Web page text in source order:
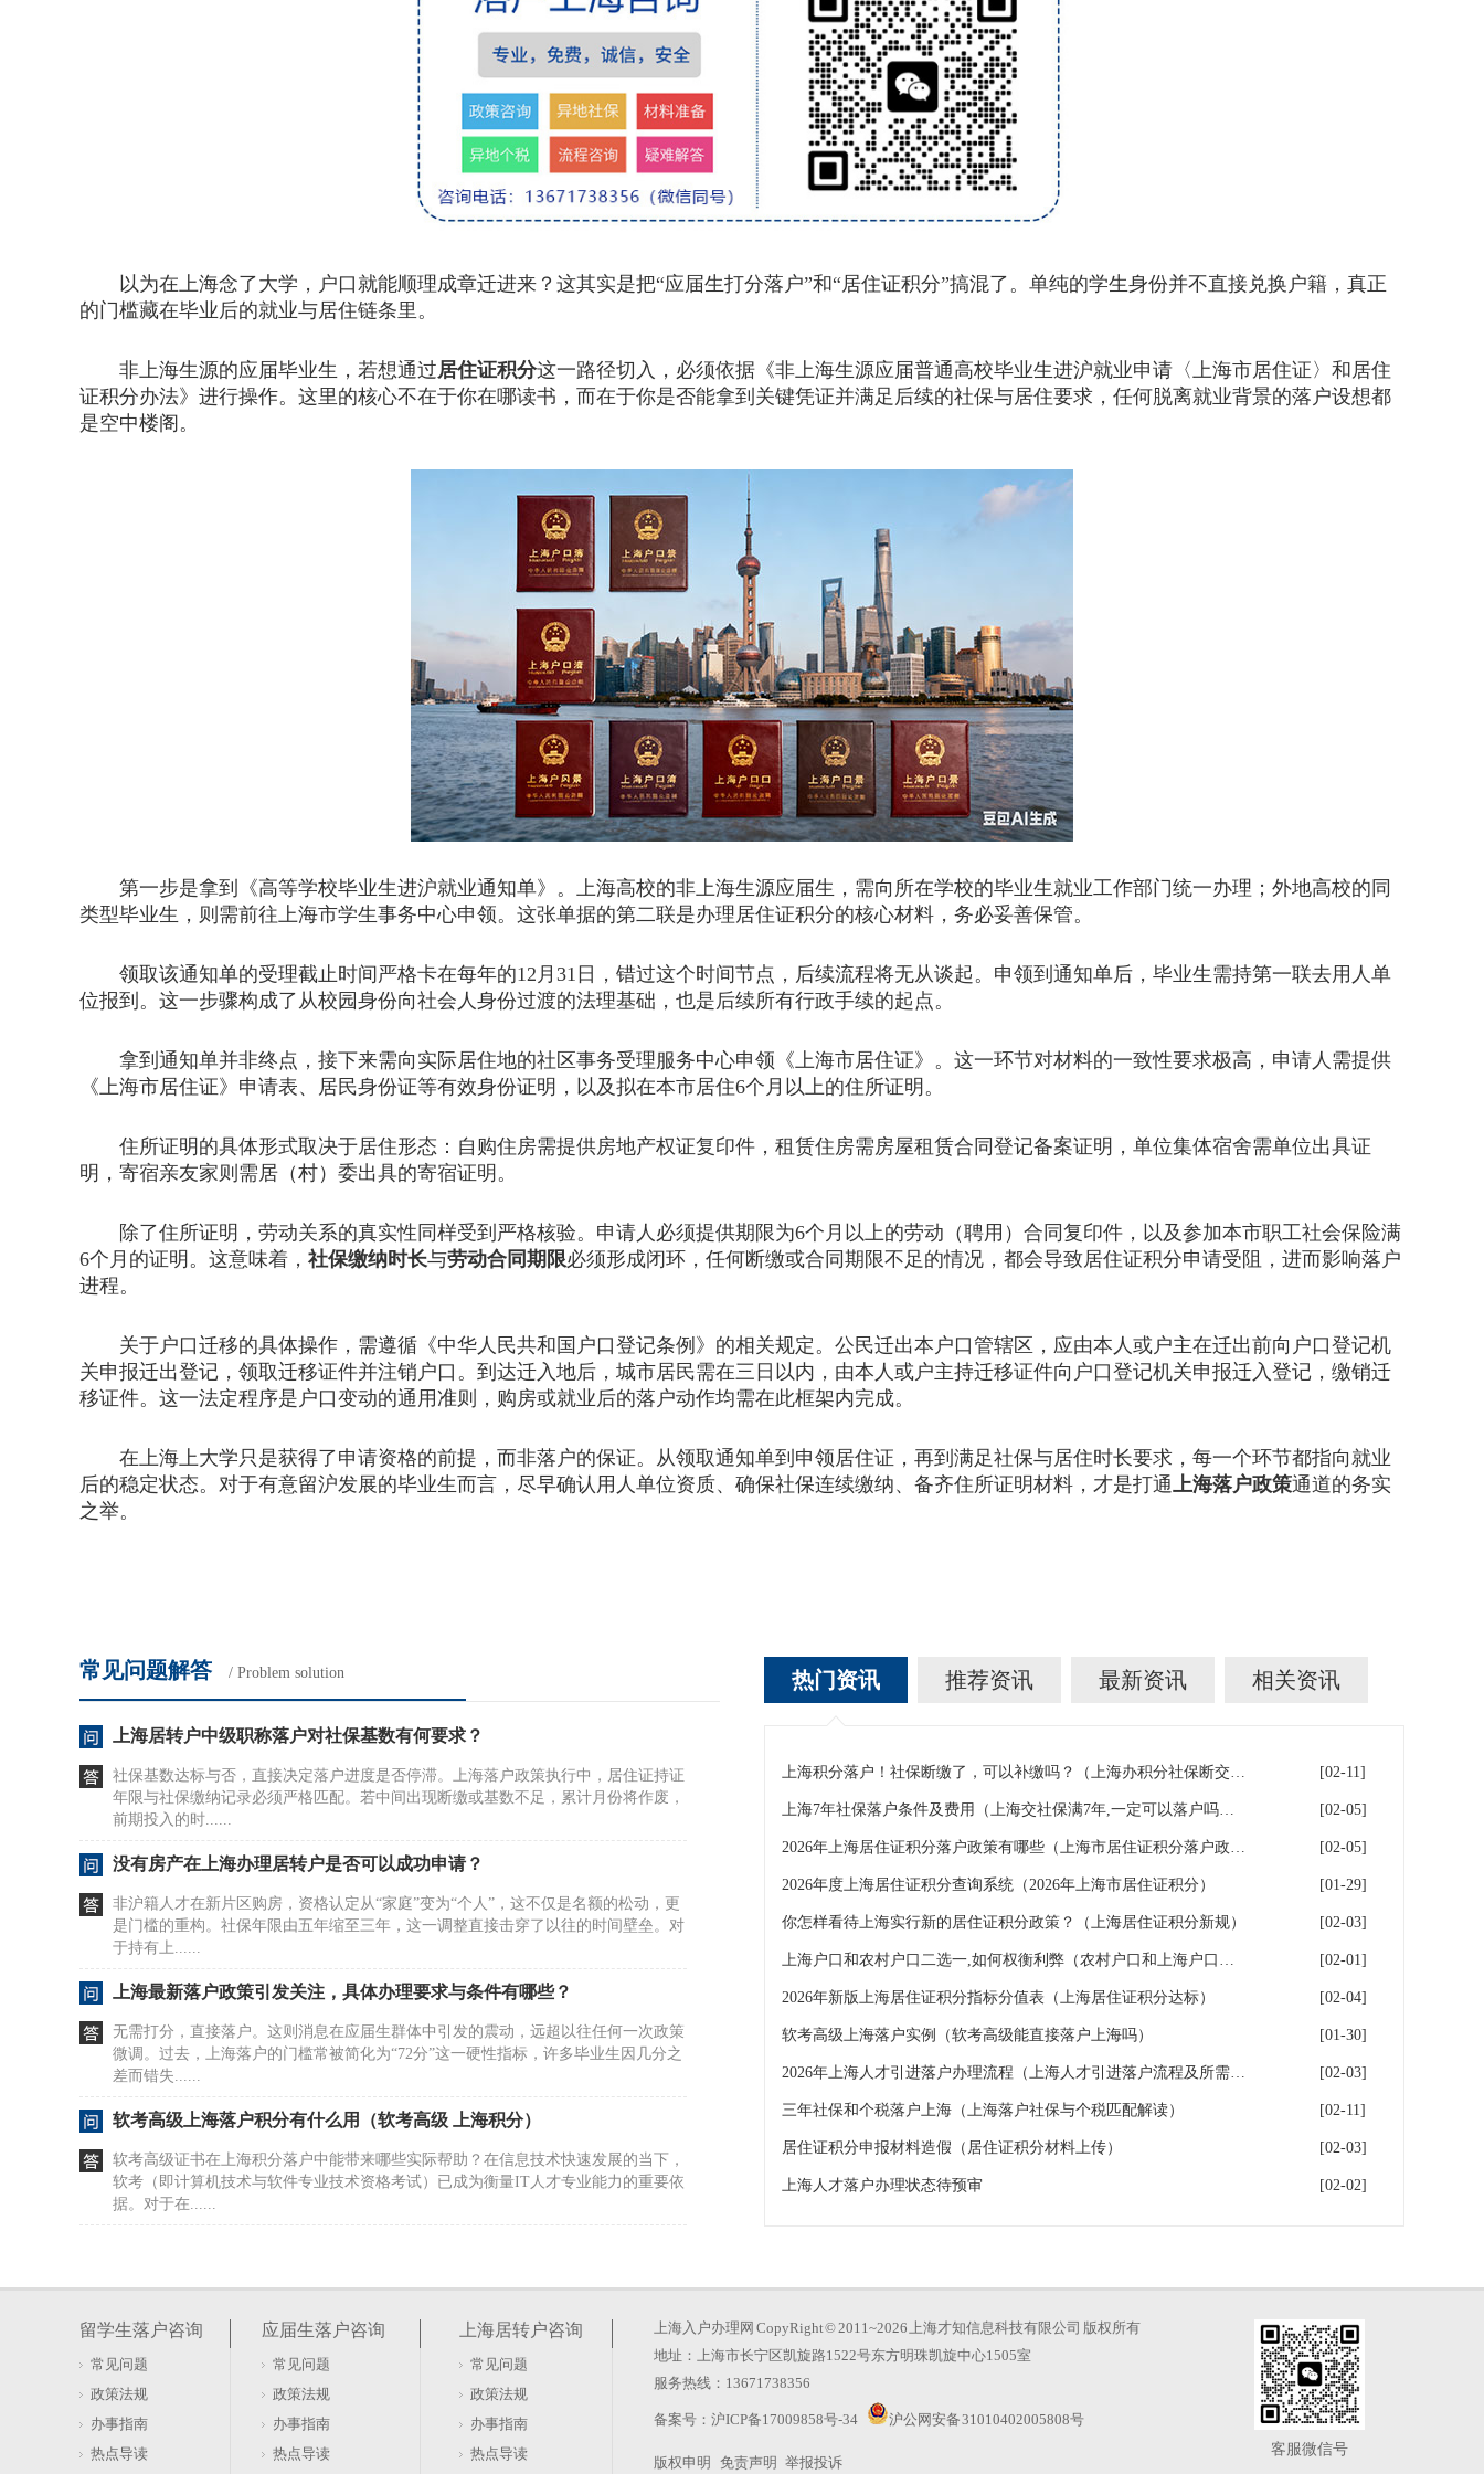
以为在上海念了大学，户口就能顺理成章迁进来？这其实是把“应届生打分落户”和“居住证积分”搞混了。单纯的学生身份并不直接兑换户籍，真正
的门槛藏在毕业后的就业与居住链条里。
非上海生源的应届毕业生，若想通过居住证积分这一路径切入，必须依据《非上海生源应届普通高校毕业生进沪就业申请〈上海市居住证〉和居住
证积分办法》进行操作。这里的核心不在于你在哪读书，而在于你是否能拿到关键凭证并满足后续的社保与居住要求，任何脱离就业背景的落户设想都
是空中楼阁。
第一步是拿到《高等学校毕业生进沪就业通知单》。上海高校的非上海生源应届生，需向所在学校的毕业生就业工作部门统一办理；外地高校的同
类型毕业生，则需前往上海市学生事务中心申领。这张单据的第二联是办理居住证积分的核心材料，务必妥善保管。
领取该通知单的受理截止时间严格卡在每年的12月31日，错过这个时间节点，后续流程将无从谈起。申领到通知单后，毕业生需持第一联去用人单
位报到。这一步骤构成了从校园身份向社会人身份过渡的法理基础，也是后续所有行政手续的起点。
拿到通知单并非终点，接下来需向实际居住地的社区事务受理服务中心申领《上海市居住证》。这一环节对材料的一致性要求极高，申请人需提供
《上海市居住证》申请表、居民身份证等有效身份证明，以及拟在本市居住6个月以上的住所证明。
住所证明的具体形式取决于居住形态：自购住房需提供房地产权证复印件，租赁住房需房屋租赁合同登记备案证明，单位集体宿舍需单位出具证
明，寄宿亲友家则需居（村）委出具的寄宿证明。
除了住所证明，劳动关系的真实性同样受到严格核验。申请人必须提供期限为6个月以上的劳动（聘用）合同复印件，以及参加本市职工社会保险满
6个月的证明。这意味着， 社保缴纳时长与劳动合同期限必须形成闭环，任何断缴或合同期限不足的情况，都会导致居住证积分申请受阻，进而影响落户
进程。
关于户口迁移的具体操作，需遵循《中华人民共和国户口登记条例》的相关规定。公民迁出本户口管辖区，应由本人或户主在迁出前向户口登记机
关申报迁出登记，领取迁移证件并注销户口。到达迁入地后，城市居民需在三日以内，由本人或户主持迁移证件向户口登记机关申报迁入登记，缴销迁
移证件。这一法定程序是户口变动的通用准则，购房或就业后的落户动作均需在此框架内完成。
在上海上大学只是获得了申请资格的前提，而非落户的保证。从领取通知单到申领居住证，再到满足社保与居住时长要求，每一个环节都指向就业
后的稳定状态。对于有意留沪发展的毕业生而言，尽早确认用人单位资质、确保社保连续缴纳、备齐住所证明材料，才是打通上海落户政策通道的务实
之举。
常见问题解答 / Problem solution
上海居转户中级职称落户对社保基数有何要求？
社保基数达标与否，直接决定落户进度是否停滞。上海落户政策执行中，居住证持证
年限与社保缴纳记录必须严格匹配。若中间出现断缴或基数不足，累计月份将作废，
前期投入的时......
没有房产在上海办理居转户是否可以成功申请？
非沪籍人才在新片区购房，资格认定从“家庭”变为“个人”，这不仅是名额的松动，更
是门槛的重构。社保年限由五年缩至三年，这一调整直接击穿了以往的时间壁垒。对
于持有上......
上海最新落户政策引发关注，具体办理要求与条件有哪些？
无需打分，直接落户。这则消息在应届生群体中引发的震动，远超以往任何一次政策
微调。过去，上海落户的门槛常被简化为“72分”这一硬性指标，许多毕业生因几分之
差而错失......
软考高级上海落户积分有什么用（软考高级 上海积分）
软考高级证书在上海积分落户中能带来哪些实际帮助？在信息技术快速发展的当下，
软考（即计算机技术与软件专业技术资格考试）已成为衡量IT人才专业能力的重要依
据。对于在......
抢夺方向盘这种极端行为，直接触碰了公共安全的底线。一旦因此留下违法犯罪记
而是对城市运行......
软考高级落户上海政策是什么（软考高项落户上海）
软考高级证书与上海落户政策说明在上海这座高度集聚人才的国际化都市，专业技术
员职业资格考......
热门资讯 推荐资讯 最新资讯 相关资讯
上海积分落户！社保断缴了，可以补缴吗？（上海办积分社保断交需要重新计算吗） [02-11]
上海7年社保落户条件及费用（上海交社保满7年,一定可以落户吗？） [02-05]
2026年上海居住证积分落户政策有哪些（上海市居住证积分落户政策2026年） [02-05]
2026年度上海居住证积分查询系统（2026年上海市居住证积分） [01-29]
你怎样看待上海实行新的居住证积分政策？（上海居住证积分新规） [02-03]
上海户口和农村户口二选一,如何权衡利弊（农村户口和上海户口哪个值钱） [02-01]
2026年新版上海居住证积分指标分值表（上海居住证积分达标） [02-04]
软考高级上海落户实例（软考高级能直接落户上海吗） [01-30]
2026年上海人才引进落户办理流程（上海人才引进落户流程及所需时间） [02-03]
三年社保和个税落户上海（上海落户社保与个税匹配解读） [02-11]
居住证积分申报材料造假（居住证积分材料上传） [02-03]
上海人才落户办理状态待预审 [02-02]
留学生落户咨询
常见问题
政策法规
办事指南
热点导读
应届生落户咨询
常见问题
政策法规
办事指南
热点导读
上海居转户咨询
常见问题
政策法规
办事指南
热点导读
上海入户办理网 CopyRight © 2011~2026 上海才知信息科技有限公司 版权所有
地址：上海市长宁区凯旋路1522号东方明珠凯旋中心1505室
服务热线：13671738356
备案号： 沪ICP备17009858号-34 沪公网安备 31010402005808号
版权申明 免责声明 举报投诉
客服微信号